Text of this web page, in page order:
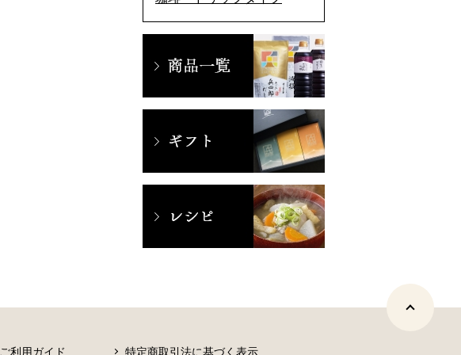
ご利用ガイド 特定商取引法に基づく表示